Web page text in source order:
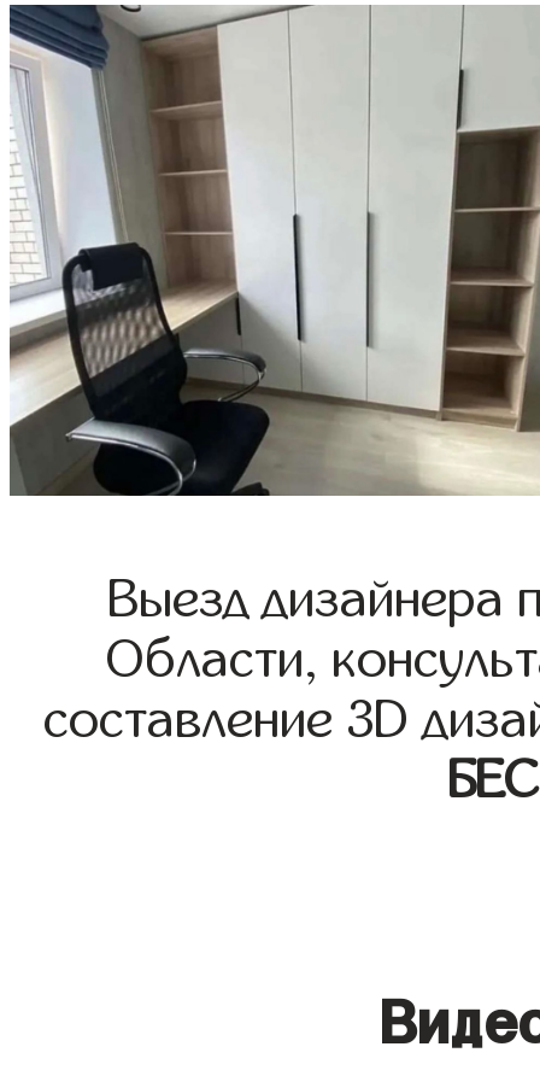
Выезд дизайнера
Области,
составление 3D